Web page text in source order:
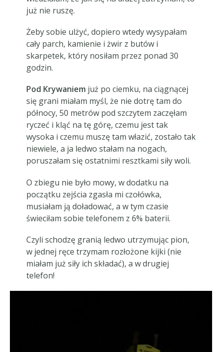
już nie ruszę.
Żeby sobie ulżyć, dopiero wtedy wysypałam
cały parch, kamienie i żwir z butów i
skarpetek, który nosiłam przez ponad 30
godzin.
Pod Krywaniem już po ciemku, na ciągnącej
się grani miałam myśl, że nie dotrę tam do
północy, 50 metrów pod szczytem zaczęłam
ryczeć i kląć na tę górę, czemu jest tak
wysoka i czemu muszę tam włazić, zostało tak
niewiele, a ja ledwo stałam na nogach,
poruszałam się ostatnimi resztkami siły woli.
O zbiegu nie było mowy, w dodatku na
początku zejścia zgasła mi czołówka,
musiałam ją doładować, a w tym czasie
świeciłam sobie telefonem z 6% baterii.
Czyli schodzę granią ledwo utrzymując pion,
w jednej ręce trzymam rozłożone kijki (nie
miałam już siły ich składać), a w drugiej
telefon!